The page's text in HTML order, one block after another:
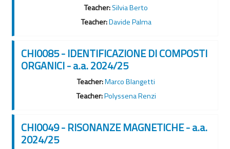
Teacher:Silvia Berto
Teacher:Davide Palma
CHI0085 - IDENTIFICAZIONE DI COMPOSTI
ORGANICI - a.a. 2024/25
Teacher:Marco Blangetti
Teacher:Polyssena Renzi
CHI0049 - RISONANZE MAGNETICHE - a.a.
2024/25